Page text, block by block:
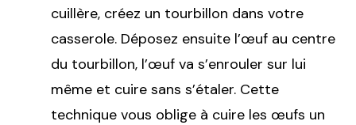
cuillère, créez un tourbillon dans votre
casserole. Déposez ensuite l’œuf au centre
du tourbillon, l’œuf va s’enrouler sur lui
même et cuire sans s’étaler. Cette
technique vous oblige à cuire les œufs un